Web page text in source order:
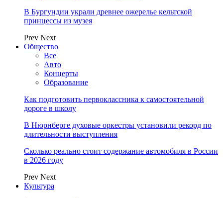
В Бургундии украли древнее ожерелье кельтской
принцессы из музея
Prev Next
Общество
Все
Авто
Концерты
Образование
Как подготовить первоклассника к самостоятельной
дороге в школу
В Нюрнберге духовые оркестры установили рекорд по
длительности выступления
Сколько реально стоит содержание автомобиля в России
в 2026 году
Prev Next
Культура